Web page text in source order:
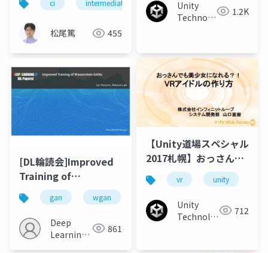
ci intermediator
松尾篤 455
Unity
Technologies 1.2K
[DL輪読会]Improved
Training of
Wasserstein GANs
gan wgan
Deep
Learning
861
【Unity道場スペシャル
2017札幌】おっさんで
も美少女になれる？！
VRアイドルの作り方
vr unity
Unity
Technologies 712